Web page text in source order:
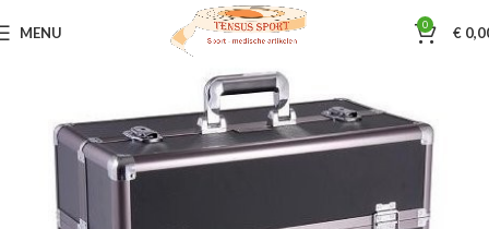
MENU 0 €
Home EHBO koffers / artikelen Verzorgingskoffer/tas